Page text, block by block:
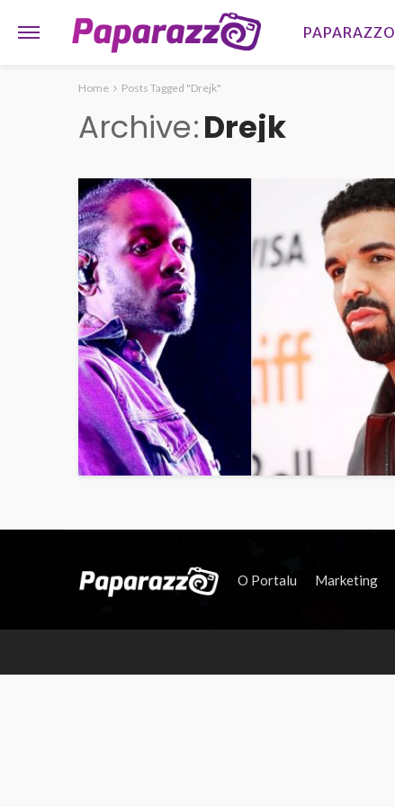
PAPARAZZO
Home Posts Tagged "Drejk"
Archive Drejk
O Portalu Marketing